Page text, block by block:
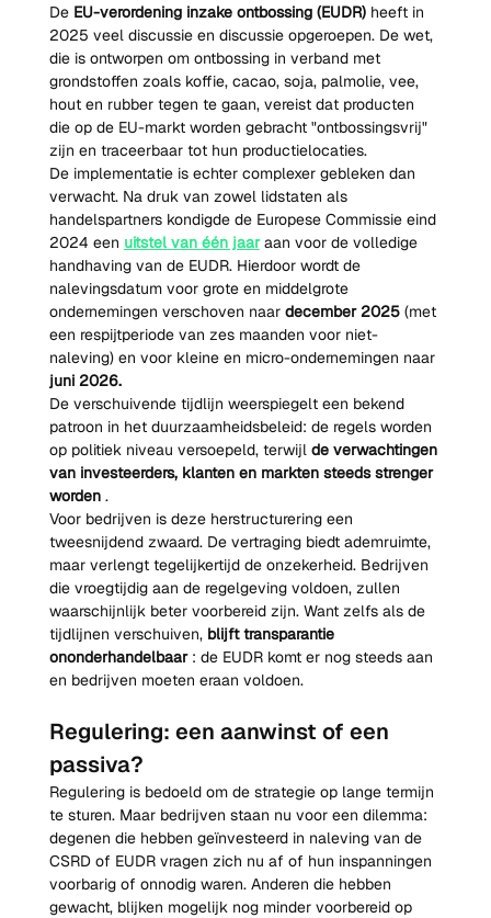
De EU-verordening inzake ontbossing (EUDR) heeft in
2025 veel discussie en discussie opgeroepen. De wet,
die is ontworpen om ontbossing in verband met
grondstoffen zoals koffie, cacao, soja, palmolie, vee,
hout en rubber tegen te gaan, vereist dat producten
die op de EU-markt worden gebracht "ontbossingsvrij"
zijn en traceerbaar tot hun productielocaties.
De implementatie is echter complexer gebleken dan
verwacht. Na druk van zowel lidstaten als
handelspartners kondigde de Europese Commissie eind
2024 een uitstel van één jaar aan voor de volledige
handhaving van de EUDR. Hierdoor wordt de
nalevingsdatum voor grote en middelgrote
ondernemingen verschoven naar december 2025 (met
een respijtperiode van zes maanden voor niet-
naleving) en voor kleine en micro-ondernemingen naar
juni 2026.
De verschuivende tijdlijn weerspiegelt een bekend
patroon in het duurzaamheidsbeleid: de regels worden
op politiek niveau versoepeld, terwijl de verwachtingen
van investeerders, klanten en markten steeds strenger
worden .
Voor bedrijven is deze herstructurering een
tweesnijdend zwaard. De vertraging biedt ademruimte,
maar verlengt tegelijkertijd de onzekerheid. Bedrijven
die vroegtijdig aan de regelgeving voldoen, zullen
waarschijnlijk beter voorbereid zijn. Want zelfs als de
tijdlijnen verschuiven, blijft transparantie
ononderhandelbaar : de EUDR komt er nog steeds aan
en bedrijven moeten eraan voldoen.
Regulering: een aanwinst of een
passiva?
Regulering is bedoeld om de strategie op lange termijn
te sturen. Maar bedrijven staan nu voor een dilemma:
degenen die hebben geïnvesteerd in naleving van de
CSRD of EUDR vragen zich nu af of hun inspanningen
voorbarig of onnodig waren. Anderen die hebben
gewacht, blijken mogelijk nog minder voorbereid op